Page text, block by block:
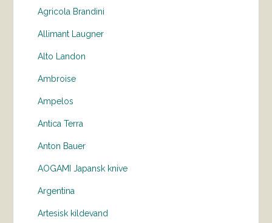
Agricola Brandini
Allimant Laugner
Alto Landon
Ambroise
Ampelos
Antica Terra
Anton Bauer
AOGAMI Japansk knive
Argentina
Artesisk kildevand